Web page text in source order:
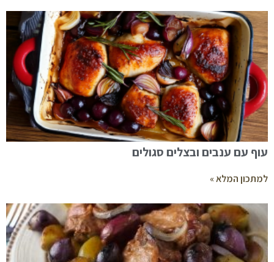
עוף עם ענבים ובצלים סגולים
למתכון המלא »